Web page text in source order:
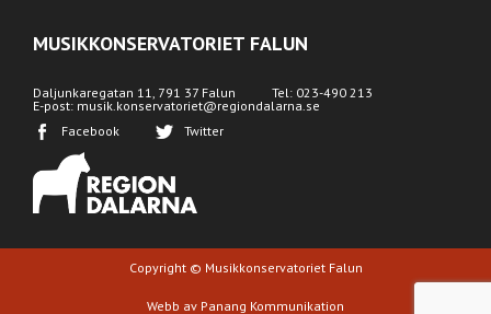
MUSIKKONSERVATORIET FALUN
Daljunkaregatan 11, 791 37 Falun
Tel: 023-490 213
E-post: musik.konservatoriet@regiondalarna.se
Facebook
Twitter
Copyright © Musikkonservatoriet Falun
Webb av Panang Kommunikation